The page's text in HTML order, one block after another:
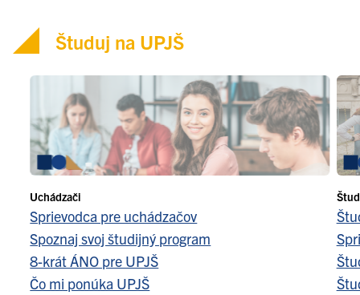
Študuj na UPJŠ
Uchádzači
Sprievodca pre uchádzačov
Spoznaj svoj študijný program
8-krát ÁNO pre UPJŠ
Čo mi ponúka UPJŠ